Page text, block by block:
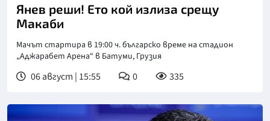
Янев реши! Ето кой излиза срещу
Макаби
Мачът стартира в 19:00 ч. българско време на стадион
„Аджарабет Арена“ в Батуми, Грузия
06 август | 15:55 0 335